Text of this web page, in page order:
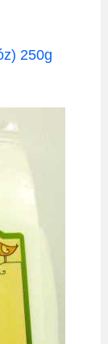
250g